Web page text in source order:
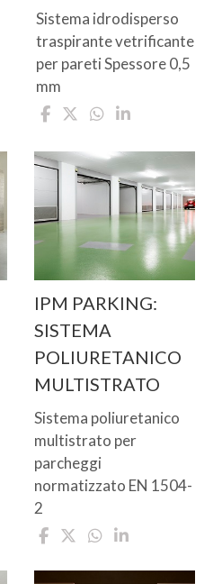
Sistema idrodisperso
traspirante vetrificante
per pareti Spessore 0,5
mm
IPM PARKING:
SISTEMA
POLIURETANICO
MULTISTRATO
Sistema poliuretanico
multistrato per
parcheggi
normatizzato EN 1504-
2